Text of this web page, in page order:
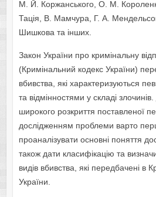
М. Й. Коржанського, О. М.
Тація, В. Мамчура, Г. А.
Шишкова та інших.
Закон України про кримінальну
(Кримінальний кодекс України)
вбивства, які характеризуються
та відмінностями у складі
широкого розкриття поставленої
дослідженням проблеми варто
проаналізувати основні поняття
також дати класифікацію та
видів вбивства, які передбачені в
України.